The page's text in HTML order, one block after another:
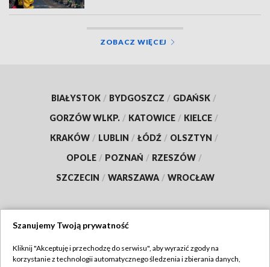
ZOBACZ WIĘCEJ
BIAŁYSTOK / BYDGOSZCZ / GDAŃSK /
GORZÓW WLKP. / KATOWICE / KIELCE /
KRAKÓW / LUBLIN / ŁÓDŹ / OLSZTYN /
OPOLE / POZNAŃ / RZESZÓW /
SZCZECIN / WARSZAWA / WROCŁAW
TVP
Szanujemy Twoją prywatność
Kliknij "Akceptuję i przechodzę do serwisu", aby wyrazić zgody na
korzystanie z technologii automatycznego śledzenia i zbierania danych,